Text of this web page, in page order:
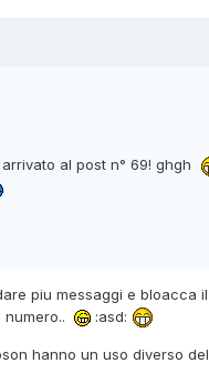
al post n° 69! ghgh
piu messaggi e bloacca
numero..
:asd:
hanno un uso diverso